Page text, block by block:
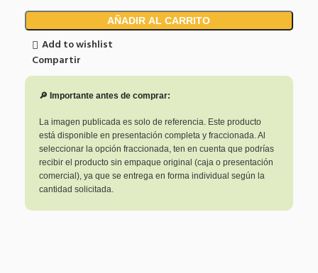
AÑADIR AL CARRITO
Add to wishlist
Compartir
🔎 Importante antes de comprar:
La imagen publicada es solo de referencia. Este producto
está disponible en presentación completa y fraccionada. Al
seleccionar la opción fraccionada, ten en cuenta que podrías
recibir el producto sin empaque original (caja o presentación
comercial), ya que se entrega en forma individual según la
cantidad solicitada.